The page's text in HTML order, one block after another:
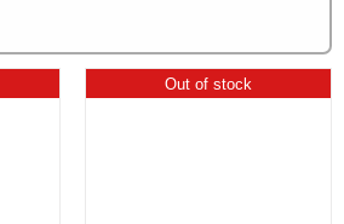
Out of stock